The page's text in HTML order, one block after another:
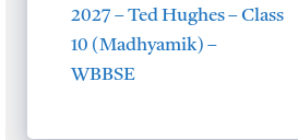
2027 – Ted Hughes – Class
10 (Madhyamik) –
WBBSE